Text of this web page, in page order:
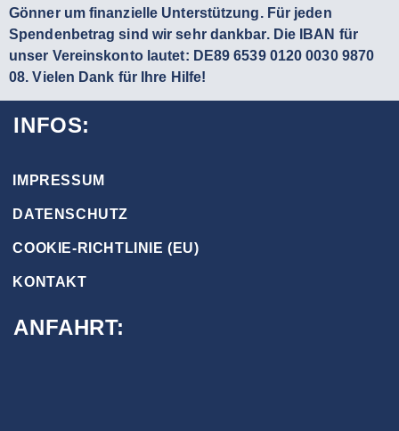
Gönner um finanzielle Unterstützung. Für jeden
Spendenbetrag sind wir sehr dankbar. Die IBAN für
unser Vereinskonto lautet: DE89 6539 0120 0030 9870
08. Vielen Dank für Ihre Hilfe!
INFOS:
IMPRESSUM
DATENSCHUTZ
COOKIE-RICHTLINIE (EU)
KONTAKT
ANFAHRT: